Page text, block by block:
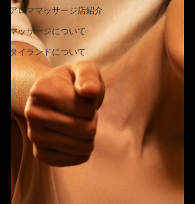
アロママッサージ店紹介
マッサージについて
タイランドについて